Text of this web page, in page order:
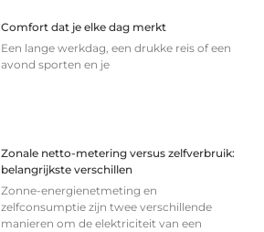
Comfort dat je elke dag merkt
Een lange werkdag, een drukke reis of een
avond sporten en je
Zonale netto-metering versus zelfverbruik:
belangrijkste verschillen
Zonne-energienetmeting en
zelfconsumptie zijn twee verschillende
manieren om de elektriciteit van een